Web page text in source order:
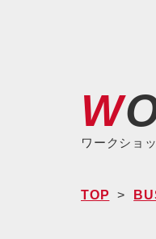
ワークショ
TOP